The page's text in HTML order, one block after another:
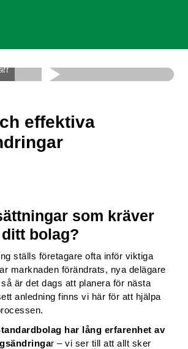
effektiva
som kräver
bolag?
ställs företagare ofta inför viktiga
marknaden förändrats, nya delägare
är det dags att planera för nästa
anledning finns vi här för att hjälpa
har lång erfarenhet av
r – vi ser till att allt sker